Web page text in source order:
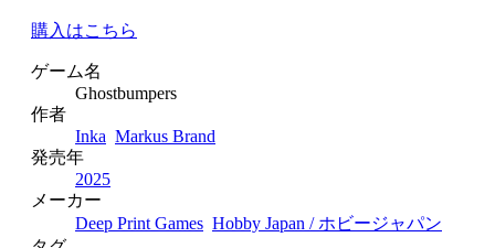
購入はこちら
ゲーム名
Ghostbumpers
作者
Inka Markus Brand
発売年
2025
メーカー
Deep Print Games Hobby Japan / ホビージャパン